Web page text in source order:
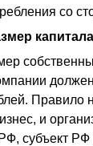
со
Правило
и
субъект